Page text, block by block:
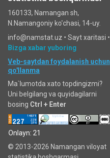
160133, Namangan sh,
N.Namangoniy ko'chasi, 14-uy.
info@namstat.uz • Sayt xaritasi •
Bizga xabar yuboring
Veb-saytdan foydalanish uchun
qo'llanma
Ma`lumotda xato topdingizmi?
Uni belgilang va quyidagilarni
bosing Ctrl + Enter
Onlayn: 21
© 2013-2026 Namangan viloyat